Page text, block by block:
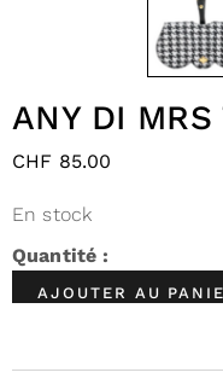
ANY DI MRS
CHF 85.00
En stock
AJOUTER AU